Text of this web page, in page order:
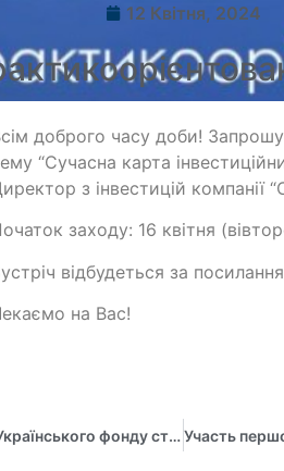
12 Квітня, 2024
доброго часу доби!
“Сучасна карта
з інвестицій компанії
заходу: 16 квітня
відбудеться за
на Вас!
Доцентка кафедри Тетяна Майборода – експертка Українського фонду стартапів